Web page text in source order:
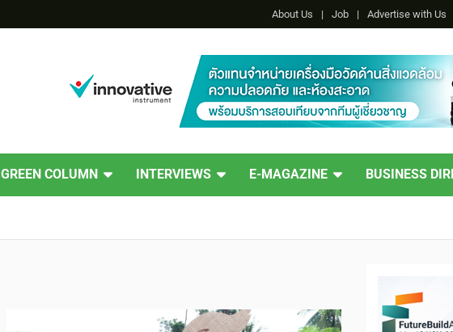
About Us Job Advertise with Us
GREEN COLUMN INTERVIEWS E-MAGAZINE BUSINESS